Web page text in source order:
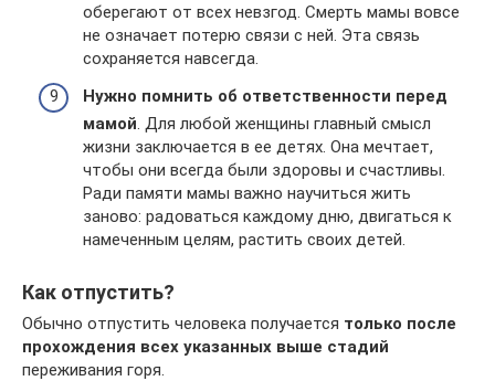
оберегают от всех невзгод. Смерть мамы вовсе
не означает потерю связи с ней. Эта связь
сохраняется навсегда.
Нужно помнить об ответственности перед
мамой . Для любой женщины главный смысл
жизни заключается в ее детях. Она мечтает,
чтобы они всегда были здоровы и счастливы.
Ради памяти мамы важно научиться жить
заново: радоваться каждому дню, двигаться к
намеченным целям, растить своих детей.
Как отпустить?
Обычно отпустить человека получается только после
прохождения всех указанных выше стадий
переживания горя.